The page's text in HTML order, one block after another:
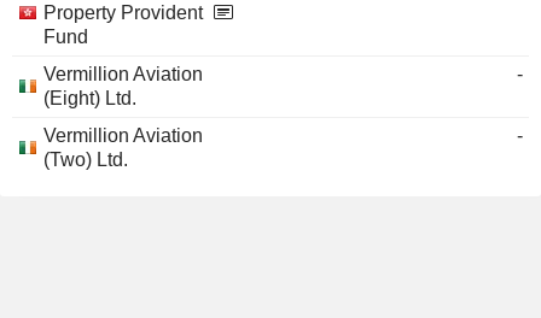
Property Provident
Fund
Vermillion Aviation
(Eight) Ltd.
-
Vermillion Aviation
(Two) Ltd.
-